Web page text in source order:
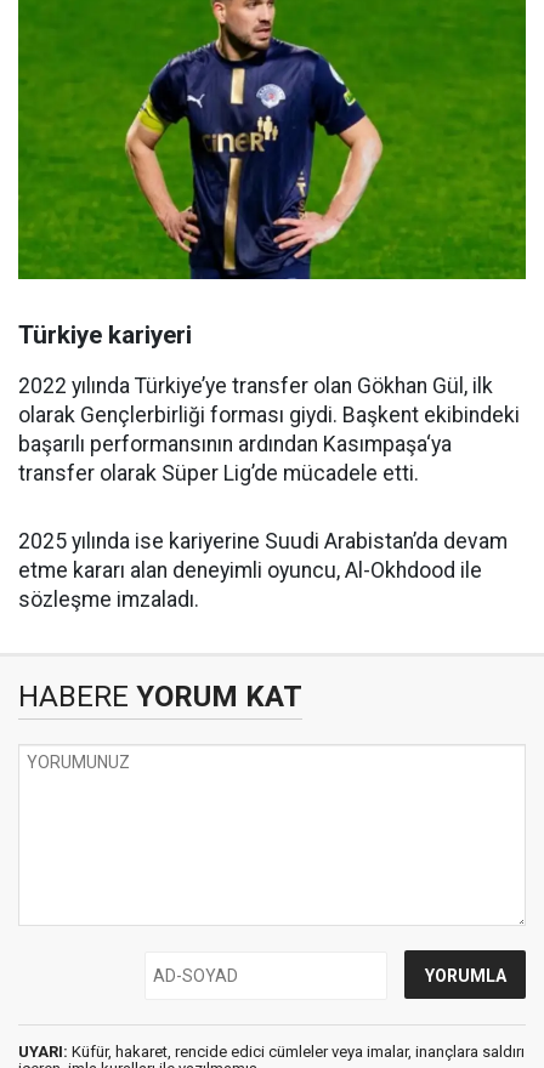
Türkiye kariyeri
2022 yılında Türkiye’ye transfer olan Gökhan Gül, ilk
olarak Gençlerbirliği forması giydi. Başkent ekibindeki
başarılı performansının ardından Kasımpaşa‘ya
transfer olarak Süper Lig’de mücadele etti.
2025 yılında ise kariyerine Suudi Arabistan’da devam
etme kararı alan deneyimli oyuncu, Al-Okhdood ile
sözleşme imzaladı.
HABERE YORUM KAT
UYARI: Küfür, hakaret, rencide edici cümleler veya imalar, inançlara saldırı